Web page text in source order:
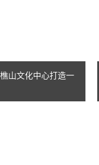
山文化中心打造一